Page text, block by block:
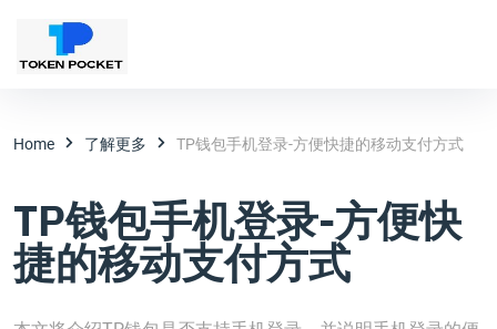
Home 了解更多 TP钱包手机登录-方便快捷的移动支付方式
TP钱包手机登录-方便快
捷的移动支付方式